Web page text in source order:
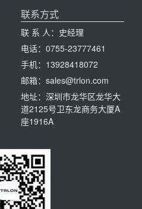
联系方式
联 系 人：史经理
电话：0755-23777461
手机：13928418072
邮箱：sales@trlon.com
地址：深圳市龙华区龙华大
道2125号卫东龙商务大厦A
座1916A